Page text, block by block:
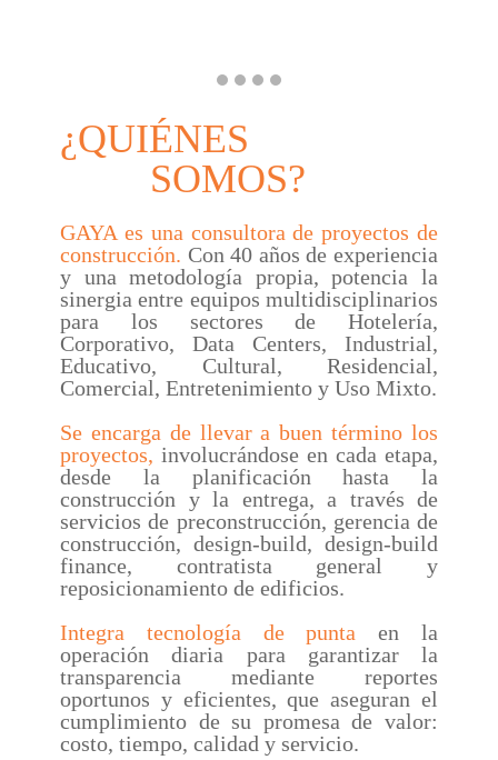
¿QUIÉNES
SOMOS​?
GAYA es una consultora de proyectos de
construcción. Con 40 años de experiencia
y una metodología propia, potencia la
sinergia entre equipos multidisciplinarios
para los sectores de Hotelería,
Corporativo, Data Centers, Industrial,
Educativo, Cultural, Residencial,
Comercial, Entretenimiento y Uso Mixto.
Se encarga de llevar a buen término los
proyectos, involucrándose en cada etapa,
desde la planificación hasta la
construcción y la entrega, a través de
servicios de preconstrucción, gerencia de
construcción, design-build, design-build
finance, contratista general y
reposicionamiento de edificios.
Integra tecnología de punta
en la
operación diaria para garantizar la
transparencia mediante reportes
oportunos y eficientes, que aseguran el
cumplimiento de su promesa de valor:
costo, tiempo, calidad y servicio.